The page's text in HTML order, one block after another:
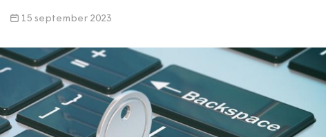
15 september 2023